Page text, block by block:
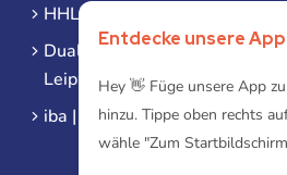
HHL Leipzig
Duale Hochschule Sachsen
Leipzig
iba | Campus Leipzig
Entdecke unsere App
Hey 👋 Füge unsere App
hinzu. Tippe oben rechts
wähle "Zum